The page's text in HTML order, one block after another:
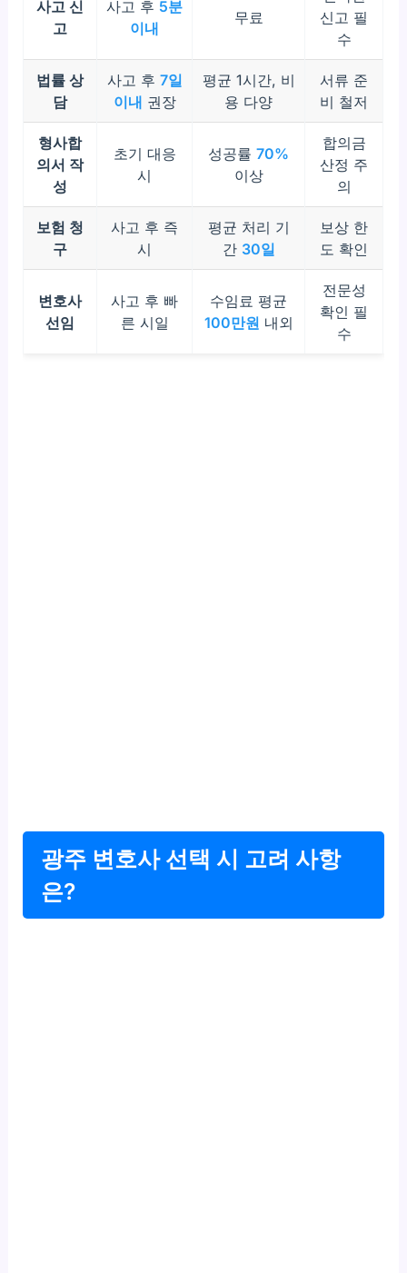
사고 신
고
사고 후 5분
이내
무료
신고 필
수
법률 상
담
사고 후 7일
이내 권장
평균 1시간, 비
용 다양
서류 준
비 철저
형사합
의서 작
성
초기 대응
시
성공률70%
이상
합의금
산정 주
의
보험 청
구
사고 후 즉
시
평균 처리 기
간 30일
보상 한
도 확인
변호사
선임
사고 후 빠
른 시일
수임료 평균
100만원 내외
전문성
확인 필
수
광주 변호사 선택 시 고려 사항
은?